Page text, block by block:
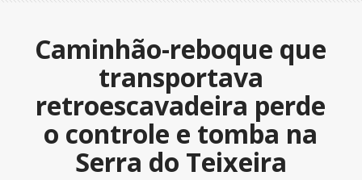
Caminhão-reboque que
transportava
retroescavadeira perde
o controle e tomba na
Serra do Teixeira